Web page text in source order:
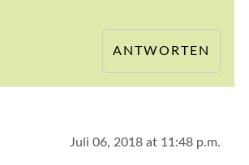
ANTWORTEN
Juli 06, 2018 at 11:48 p.m.